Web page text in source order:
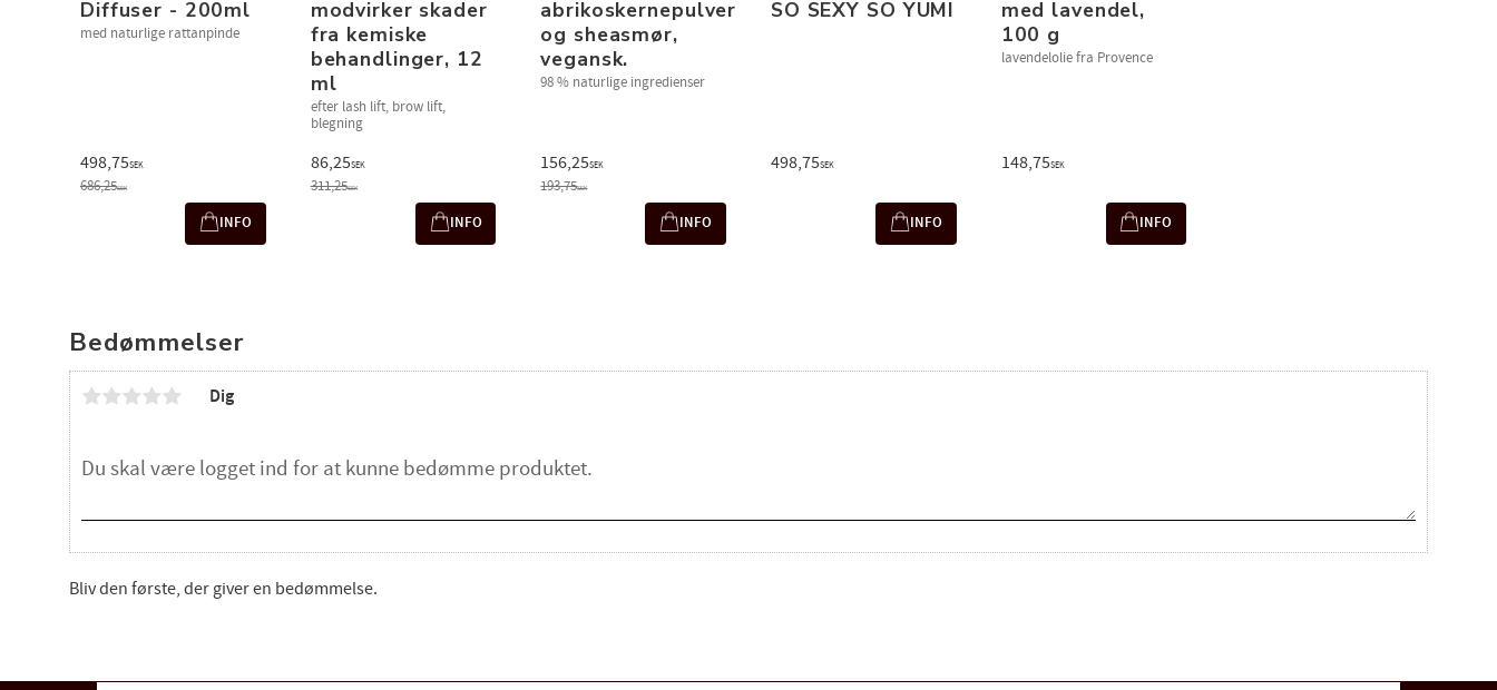
Bedømmelser
Dig
Bliv den første, der giver en bedømmelse.
Diffuser - 200ml
med naturlige rattanpinde
498,75SEK
686,25SEK
INFO
modvirker skader
fra kemiske
behandlinger, 12
ml
efter lash lift, brow lift,
blegning
86,25SEK
311,25SEK
INFO
abrikoskernepulver
og sheasmør,
vegansk.
98 % naturlige ingredienser
156,25SEK
193,75SEK
INFO
SO SEXY SO YUMI
498,75SEK
INFO
med lavendel,
100 g
lavendelolie fra Provence
148,75SEK
INFO